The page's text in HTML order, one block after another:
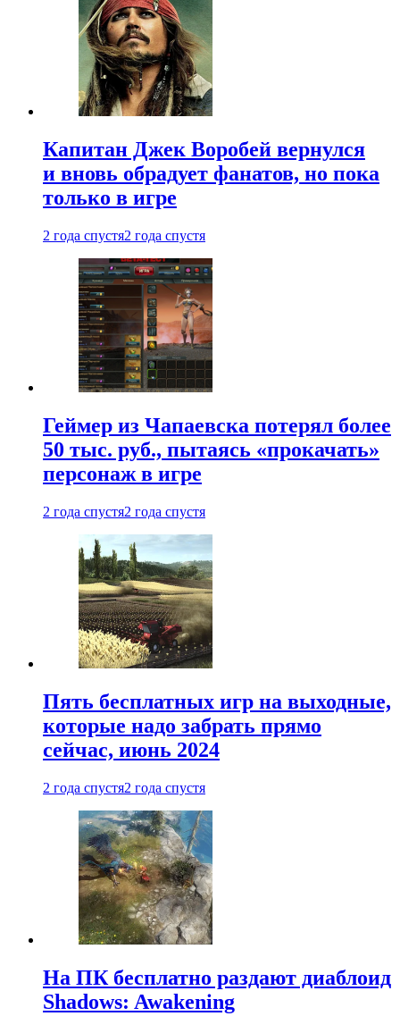
Капитан Джек Воробей вернулся
и вновь обрадует фанатов, но пока
только в игре
2 года спустя2 года спустя
Геймер из Чапаевска потерял более
50 тыс. руб., пытаясь «прокачать»
персонаж в игре
2 года спустя2 года спустя
Пять бесплатных игр на выходные,
которые надо забрать прямо
сейчас, июнь 2024
2 года спустя2 года спустя
На ПК бесплатно раздают диаблоид
Shadows: Awakening